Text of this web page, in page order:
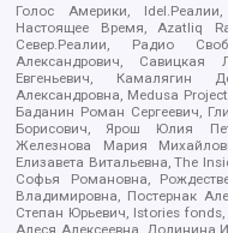
Голос Америки,
Настоящее Время, Azatliq
Север.Реалии, Радио
Александрович, Савицкая
Евгеньевич, Камалягин
Александровна, Medusa
Баданин Роман Сергеевич,
Борисович, Ярош Юлия
Железнова Мария
Елизавета Витальевна, The
Софья Романовна,
Владимировна, Постернак
Степан Юрьевич, Istories
Алеся Алексеевна, Долинина